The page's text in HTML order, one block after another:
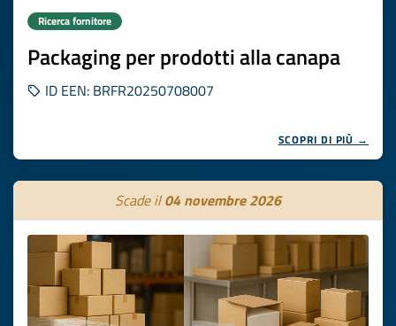
Ricerca fornitore
Packaging per prodotti alla canapa
ID EEN: BRFR20250708007
SCOPRI DI PIÙ →
Scade il04 novembre 2026